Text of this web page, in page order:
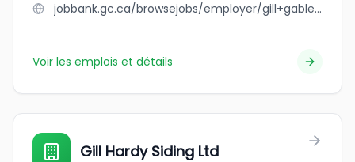
jobbank.gc.ca/browsejobs/employer/gill+gables/ca
Voir les emplois et détails
Gill Hardy Siding Ltd